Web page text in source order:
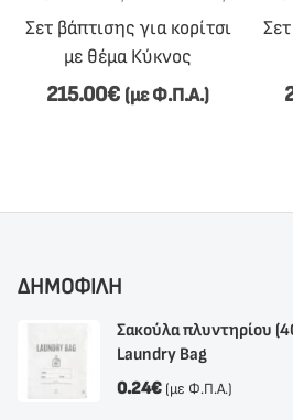
Σετ βάπτισης για κορίτσι
με θέμα Κύκνος
215.00€ (με Φ.Π.Α.)
ΔΗΜΟΦΙΛΗ
Σακούλα πλυντηρίου
Laundry Bag
0.24€ (με Φ.Π.Α.)